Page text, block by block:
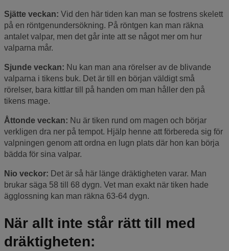
Sjätte veckan: Vid den här tiden kan man se fostrens skelett
på en röntgenundersökning. På röntgen kan man räkna
antalet valpar, men det går inte att se något mer om hur
valparna mår.
Sjunde veckan: Nu kan man ana rörelser av de blivande
valparna i tikens buk. Det är till en början väldigt små
rörelser, bara kittlar till på handen om man håller den på
tikens mage.
Åttonde veckan: Nu är tiken rund om magen och börjar
verkligen dra ner på tempot. Hjälp henne att förbereda sig för
valpningen genom att ordna en lugn plats där hon kan börja
bädda för sina valpar.
Nio veckor: Det är så här länge dräktigheten varar. Man
brukar säga 58 till 68 dygn. Vet man exakt när tiken hade
ägglossning kan man räkna 63-64 dygn.
När allt inte står rätt till med
dräktigheten: